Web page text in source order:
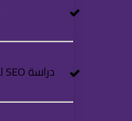
دراسة SEO للموقع لرفع بمحركات البحث